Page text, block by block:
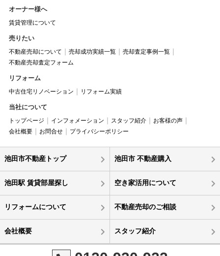
オーナー様へ
賃貸管理について
売りたい
不動産売却について 売却成功実績一覧
売却査定事例一覧
不動産売却査定フォーム
リフォーム
中古住宅リノベーション リフォーム実績
当社について
トップページ インフォメーション スタッフ紹介
お客様の声
会社概要
お問合せ プライバシーポリシー
池田市不動産トップ 池田市 不動産購入
池田駅 賃貸部屋探し 空き家活用について
リフォームについて 不動産売却のご相談
会社概要 スタッフ紹介